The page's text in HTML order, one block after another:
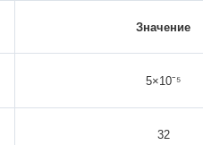
Значение
5×10⁻⁵
32